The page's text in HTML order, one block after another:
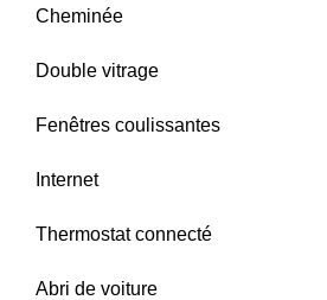
Cheminée
Double vitrage
Fenêtres coulissantes
Internet
Thermostat connecté
Abri de voiture